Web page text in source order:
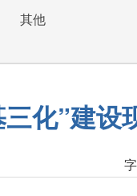
其他
化”建设